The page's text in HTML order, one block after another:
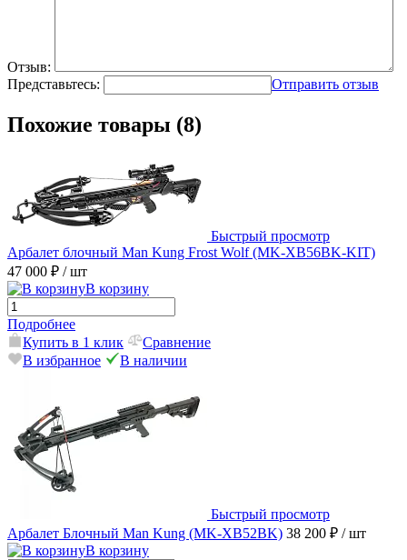
Отзыв:
Представьтесь:
Отправить отзыв
Похожие товары (8)
Быстрый просмотр
Арбалет блочный Man Kung Frost Wolf (MK-XB56BK-KIT)
47 000 ₽ / шт
В корзину
Подробнее
Купить в 1 клик
Сравнение
В избранное
В наличии
Быстрый просмотр
Арбалет Блочный Man Kung (MK-XB52BK) 38 200 ₽ / шт
В корзину